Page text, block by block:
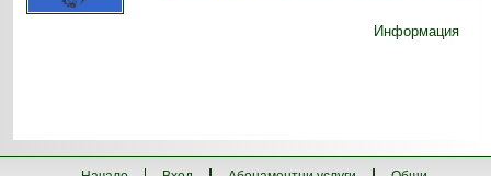
Информация